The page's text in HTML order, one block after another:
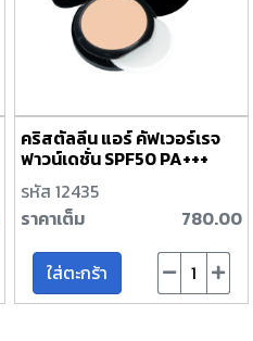
คริสตัลลีน แอร์ คัฟเวอร์เรจ
ฟาวน์เดชั่น SPF50 PA+++
นัมเบอร์ 10
รหัส 12435
ราคาเต็ม
780.00
ใส่ตะกร้า